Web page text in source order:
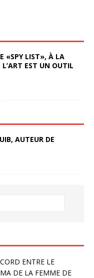
«SPY LIST», À LA
L’ART EST UN OUTIL
AUTEUR DE
ENTRE LE
DE LA FEMME DE